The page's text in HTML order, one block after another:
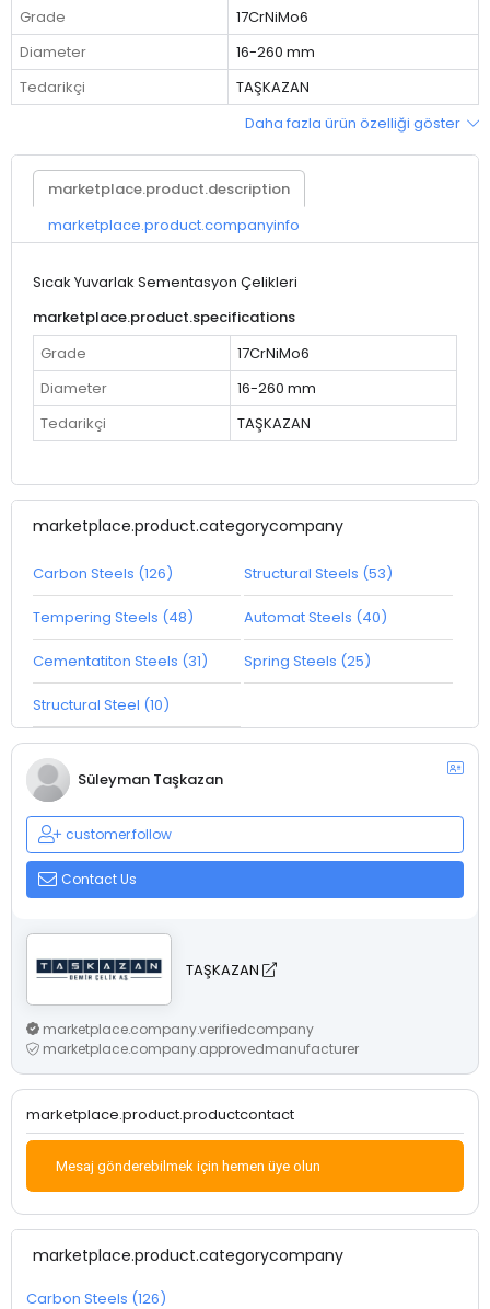
Grade
17CrNiMo6
Diameter
16-260 mm
Tedarikçi
TAŞKAZAN
Daha fazla ürün özelliği göster
marketplace.product.description
marketplace.product.companyinfo
Sıcak Yuvarlak Sementasyon Çelikleri
marketplace.product.specifications
Grade
17CrNiMo6
Diameter
16-260 mm
Tedarikçi
TAŞKAZAN
marketplace.product.categorycompany
Carbon Steels (126) Structural Steels (53)
Tempering Steels (48) Automat Steels (40)
Cementatiton Steels (31) Spring Steels (25)
Structural Steel (10)
Süleyman Taşkazan
customer.follow
Contact Us
TAŞKAZAN
marketplace.company.verifiedcompany
marketplace.company.approvedmanufacturer
marketplace.product.productcontact
Mesaj gönderebilmek için hemen üye olun
marketplace.product.categorycompany
Carbon Steels (126)